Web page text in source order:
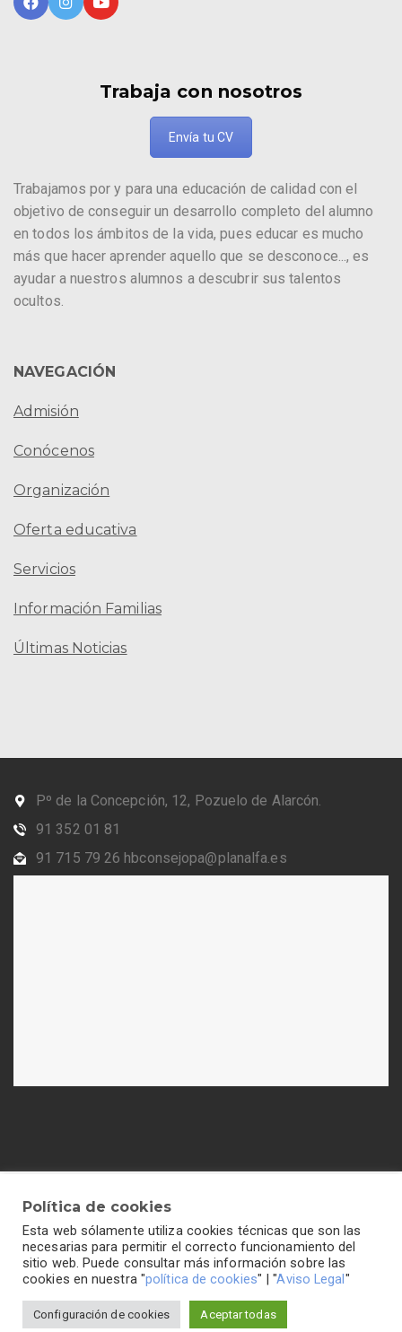
Trabaja con nosotros
Envía tu CV
Trabajamos por y para una educación de calidad con el
objetivo de conseguir un desarrollo completo del alumno
en todos los ámbitos de la vida, pues educar es mucho
más que hacer aprender aquello que se desconoce..., es
ayudar a nuestros alumnos a descubrir sus talentos
ocultos.
NAVEGACIÓN
Admisión
Conócenos
Organización
Oferta educativa
Servicios
Información Familias
Últimas Noticias
Pº de la Concepción, 12, Pozuelo de Alarcón.
91 352 01 81
91 715 79 26 hbconsejopa@planalfa.es
Política de cookies-Política de privacidad-Aviso legal
Colegio Hogar del Buen Consejo©2026 Todos los
Política de cookies
Esta web sólamente utiliza cookies técnicas que son las
necesarias para permitir el correcto funcionamiento del
sitio web. Puede consultar más información sobre las
cookies en nuestra "política de cookies" | "Aviso Legal"
Configuración de cookies Aceptar todas